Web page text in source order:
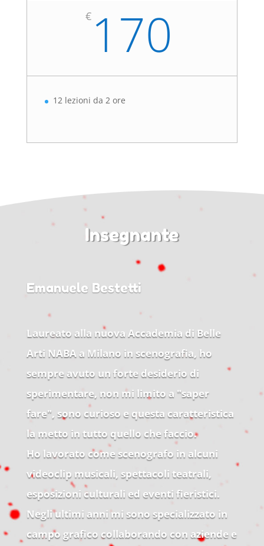
€170
12 lezioni da 2 ore
Insegnante
Emanuele Bestetti
Laureato alla nuova Accademia di Belle
Arti NABA a Milano in scenografia, ho
sempre avuto un forte desiderio di
sperimentare, non mi limito a "saper
fare", sono curioso e questa caratteristica
la metto in tutto quello che faccio.
Ho lavorato come scenografo in alcuni
videoclip musicali, spettacoli teatrali,
esposizioni culturali ed eventi fieristici.
Negli ultimi anni mi sono specializzato in
campo grafico collaborando con aziende e